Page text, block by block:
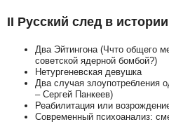
II Русский след в
Два Эйтингона (Ччто общего
советской ядерной бомбой?)
Нетургеневская девушка
Два случая злоупотребления
– Сергей Панкеев)
Реабилитация или
Современный психоанализ: